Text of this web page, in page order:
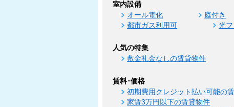
室内設備
オール電化 庭付き
都市ガス利用可
光
人気の特集
敷金礼金なしの賃貸物件
賃料･価格
初期費用クレジット払い可能の
家賃3万円以下の賃貸物件